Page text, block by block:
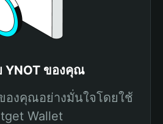
YNOT ของคุณ
องคุณอย่างมั่นใจโดยใช้
Wallet